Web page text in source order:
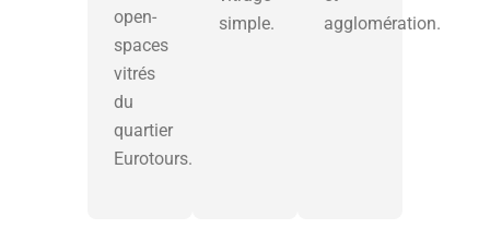
open-
spaces
vitrés
du
quartier
Eurotours.
simple.
agglomération.